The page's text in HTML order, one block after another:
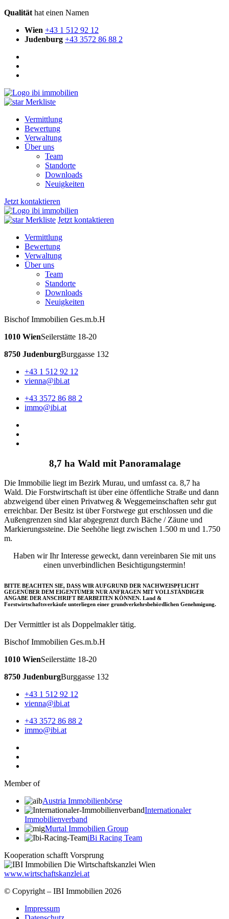
Qualität hat einen Namen
Wien +43 1 512 92 12
Judenburg +43 3572 86 88 2
Merkliste
Vermittlung
Bewertung
Verwaltung
Über uns
Team
Standorte
Downloads
Neuigkeiten
Jetzt kontaktieren
Merkliste Jetzt kontaktieren
Vermittlung
Bewertung
Verwaltung
Über uns
Team
Standorte
Downloads
Neuigkeiten
Bischof Immobilien Ges.m.b.H
1010 WienSeilerstätte 18-20
8750 JudenburgBurggasse 132
+43 1 512 92 12
vienna@ibi.at
+43 3572 86 88 2
immo@ibi.at
8,7 ha Wald mit Panoramalage
Die Immobilie liegtim Bezirk Murau, und umfasst ca. 8,7 ha
Wald. Die Forstwirtschaft ist über eine öffentliche Straße und dann
abzweigend über einen Privatweg & Weggemeinschaften sehr gut
erreichbar. Der Besitz istüber Forstwege gut erschlossen und die
Außengrenzen sind klar abgegrenzt durch Bäche / Zäune und
Markierungssteine. Die Seehöhe liegt zwischen 1.500 m und 1.750
m.
Haben wir Ihr Interesse geweckt, dann vereinbaren Sie mit uns
einen unverbindlichen Besichtigungstermin!
BITTE BEACHTEN SIE, DASS WIR AUFGRUND DER NACHWEISPFLICHT
GEGENÜBER DEM EIGENTÜMER NUR ANFRAGEN MIT VOLLSTÄNDIGER
ANGABE DER ANSCHRIFT BEARBEITEN KÖNNEN. Land &
Forstwirtschaftsverkäufe unterliegen einer grundverkehrsbehördlichen Genehmigung.
Der Vermittler ist als Doppelmakler tätig.
Bischof Immobilien Ges.m.b.H
1010 WienSeilerstätte 18-20
8750 JudenburgBurggasse 132
+43 1 512 92 12
vienna@ibi.at
+43 3572 86 88 2
immo@ibi.at
Member of
Austria Immobilienbörse
Internationaler
Immobilienverband
Murtal Immobilien Group
iBi Racing Team
Kooperation schafft Vorsprung
www.wirtschaftskanzlei.at
© Copyright – IBI Immobilien 2026
Impressum